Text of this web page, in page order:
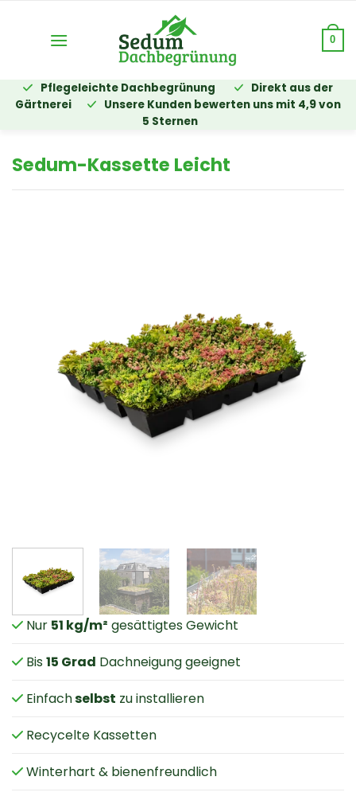
springen
0
Pflegeleichte Dachbegrünung
Direkt aus der
Gärtnerei
Unsere Kunden bewerten uns mit 4,9 von
5 Sternen
Sedum-Kassette Leicht
Nur 51 kg/m² gesättigtes Gewicht
Bis15 Grad Dachneigung geeignet
Einfachselbst zu installieren
Recycelte Kassetten
Winterhart & bienenfreundlich